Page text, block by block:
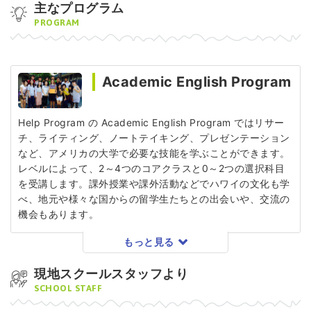
主なプログラム
PROGRAM
Academic English Program
Help Program の Academic English Program ではリサー
チ、ライティング、ノートテイキング、プレゼンテーション
など、アメリカの大学で必要な技能を学ぶことができます。
レベルによって、2～4つのコアクラスと0～2つの選択科目
を受講します。課外授業や課外活動などでハワイの文化も学
べ、地元や様々な国からの留学生たちとの出会いや、交流の
機会もあります。
もっと見る
現地スクールスタッフより
SCHOOL STAFF